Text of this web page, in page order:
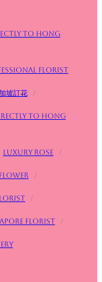
to Hong
florist
坡訂花 /
to Hong
Luxury rose /
flower /
/
Florist /